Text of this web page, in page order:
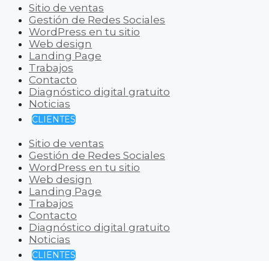
Sitio de ventas
Gestión de Redes Sociales
WordPress en tu sitio
Web design
Landing Page
Trabajos
Contacto
Diagnóstico digital gratuito
Noticias
CLIENTES
Sitio de ventas
Gestión de Redes Sociales
WordPress en tu sitio
Web design
Landing Page
Trabajos
Contacto
Diagnóstico digital gratuito
Noticias
CLIENTES